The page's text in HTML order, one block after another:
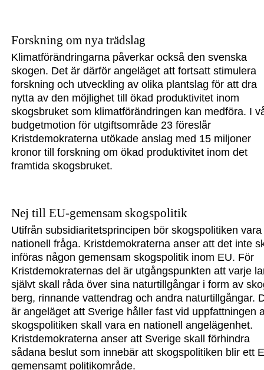
Forskning om nya trädslag
Klimatförändringarna påverkar också den svenska
skogen. Det är därför angeläget att fortsatt stimulera
forskning och utveckling av olika plantslag för att dra
nytta av den möjlighet till ökad produktivitet inom
skogsbruket som klimatförändringen kan medföra. I
budgetmotion för utgiftsområde 23 föreslår
Kristdemokraterna utökade anslag med 15 miljoner
kronor till forskning om ökad produktivitet inom det
framtida skogsbruket.
Nej till EU-gemensam skogspolitik
Utifrån subsidiaritetsprincipen bör skogspolitiken
nationell fråga. Kristdemokraterna anser att det inte
införas någon gemensam skogspolitik inom EU. För
Kristdemokraternas del är utgångspunkten att varje
självt skall råda över sina naturtillgångar i form av
berg, rinnande vattendrag och andra naturtillgångar.
är angeläget att Sverige håller fast vid uppfattningen
skogspolitiken skall vara en nationell angelägenhet.
Kristdemokraterna anser att Sverige skall förhindra
sådana beslut som innebär att skogspolitiken blir ett
gemensamt politikområde.